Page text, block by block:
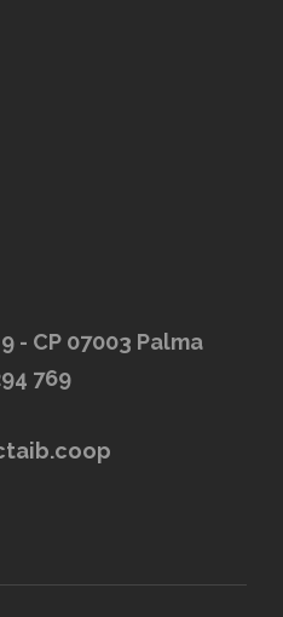
- CP 07003 Palma
769